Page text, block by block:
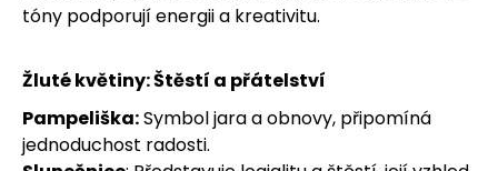
tóny podporují energii a kreativitu.
Žluté květiny: Štěstí a přátelství
Pampeliška:Symbol jara a obnovy, připomíná
jednoduchost radosti.
r
č
u